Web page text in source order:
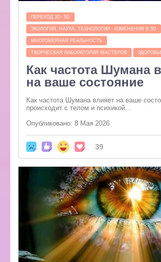
ПЕРЕХОД 3D- 5D
ЭКОЛОГИЯ, НАУКА, ТЕХНОЛОГИИ - ИЗМЕНЕНИЯ В 3D
МНОГОМЕРНАЯ РЕАЛЬНОСТЬ
ТВОРЧЕСКАЯ ЛАБОРАТОРИЯ МАСТЕРОВ
Как частота Шумана
на ваше состояние
Как частота Шумана влияет на ваше
происходит с телом и психикой...
Опубликовано: 8 Мая 2026
39